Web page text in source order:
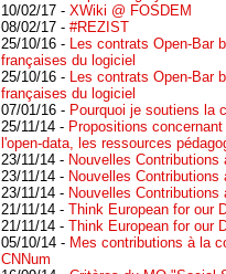
10/02/17 - XWiki @ FOSDEM
08/02/17 - #REZIST
25/10/16 - Les contrats Open-Bar
françaises du logiciel
25/10/16 - Les contrats Open-Bar
françaises du logiciel
07/01/16 - Pourquoi je soutiens la
25/11/14 - Propositions
l'open-data, les ressources
23/11/14 - Nouvelles Contributions
23/11/14 - Nouvelles Contributions
23/11/14 - Nouvelles Contributions
21/11/14 - Think European for our
21/11/14 - Think European for our
05/10/14 - Mes contributions à la
CNNum